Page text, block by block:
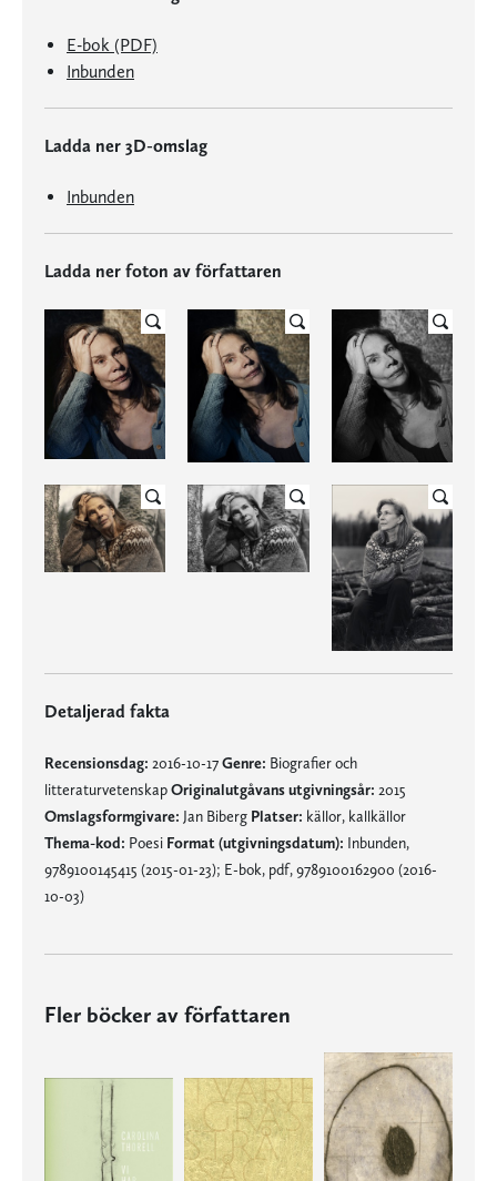
E-bok (PDF)
Inbunden
Ladda ner 3D-omslag
Inbunden
Ladda ner foton av författaren
Detaljerad fakta
Recensionsdag: 2016-10-17Genre: Biografier och
litteraturvetenskapOriginalutgåvans utgivningsår: 2015
Omslagsformgivare: Jan Biberg Platser: källor, kallkällor
Thema-kod: Poesi Format (utgivningsdatum): Inbunden,
9789100145415 (2015-01-23); E-bok, pdf, 9789100162900 (2016-
10-03)
Fler böcker av författaren